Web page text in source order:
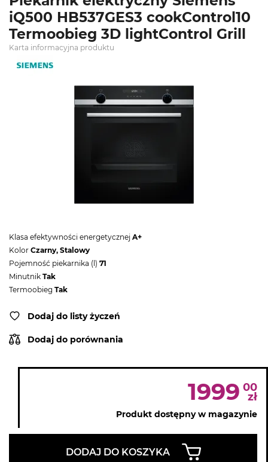
iQ500 HB537GES3 cookControl10
Termoobieg 3D lightControl Grill
Karta informacyjna produktu
Klasa efektywności energetycznej A+
Kolor Czarny, Stalowy
Pojemność piekarnika (l) 71
Minutnik Tak
Termoobieg Tak
Dodaj do listy życzeń
Dodaj do porównania
1999 00
zł
Produkt dostępny w magazynie
DODAJ DO KOSZYKA